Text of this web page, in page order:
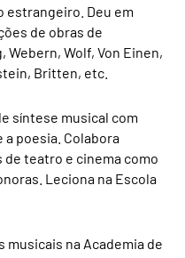
estrangeiro. Deu em
de obras de
Wolf, Von Einen,
Britten, etc.
síntese musical com
poesia. Colabora
teatro e cinema como
Leciona na Escola
na Academia de